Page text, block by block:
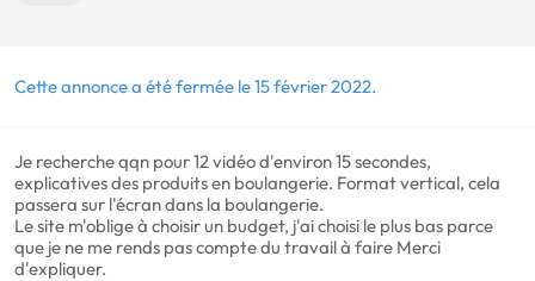
Cette annonce a été fermée le 15 février 2022.
Je recherche qqn pour 12 vidéo d'environ 15 secondes,
explicatives des produits en boulangerie. Format vertical, cela
passera sur l'écran dans la boulangerie.
Le site m'oblige à choisir un budget, j'ai choisi le plus bas parce
que je ne me rends pas compte du travail à faire Merci
d'expliquer.